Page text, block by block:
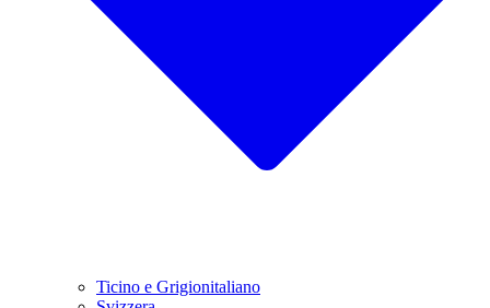
Ticino e Grigionitaliano